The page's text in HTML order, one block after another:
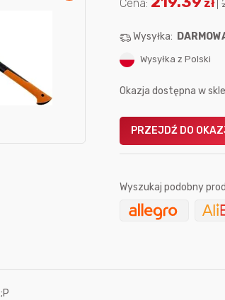
Cena: zł
Wysyłka:
Wysyłka z Polski
Okazja dostępna w
PRZEJDŹ DO
Wyszukaj podobny
GÖTZE & JENSEN
DW900 1600W